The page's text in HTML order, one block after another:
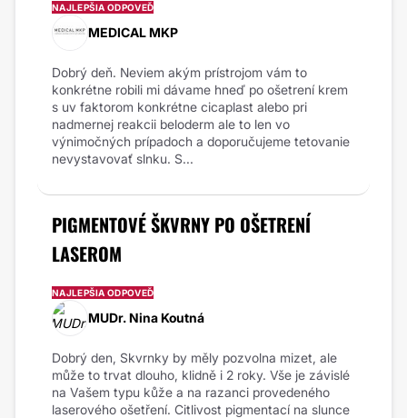
NAJLEPŠIA ODPOVEĎ
MEDICAL MKP
Dobrý deň. Neviem akým prístrojom vám to
konkrétne robili mi dávame hneď po ošetrení krem
s uv faktorom konkrétne cicaplast alebo pri
nadmernej reakcii beloderm ale to len vo
výnimočných prípadoch a doporučujeme tetovanie
nevystavovať slnku. S...
PIGMENTOVÉ ŠKVRNY PO OŠETRENÍ
LASEROM
NAJLEPŠIA ODPOVEĎ
MUDr. Nina Koutná
Dobrý den, Skvrnky by měly pozvolna mizet, ale
může to trvat dlouho, klidně i 2 roky. Vše je závislé
na Vašem typu kůže a na razanci provedeného
laserového ošetření. Citlivost pigmentací na slunce